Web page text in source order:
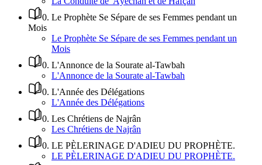
0. Le Prophète Se Sépare de ses Femmes pendant un
Mois
Le Prophète Se Sépare de ses Femmes pendant un
Mois
0. L'Annonce de la Sourate al-Tawbah
L'Annonce de la Sourate al-Tawbah
0. L'Année des Délégations
L'Année des Délégations
0. Les Chrétiens de Najrân
Les Chrétiens de Najrân
0. LE PÈLERINAGE D'ADIEU DU PROPHÈTE.
LE PÈLERINAGE D'ADIEU DU PROPHÈTE.